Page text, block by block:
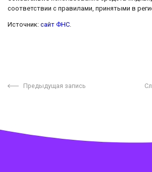
соответствии с правилами, принятыми в
Источник: сайт ФНС.
Предыдущая запись